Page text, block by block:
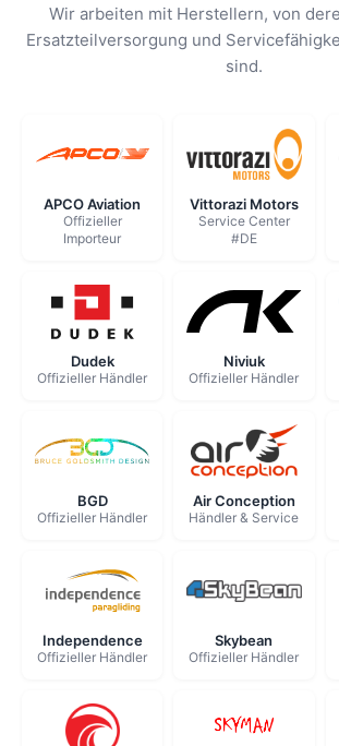
Wir arbeiten mit Herstellern, von
Ersatzteilversorgung und
sind.
APCO Aviation
Offizieller
Importeur
Vittorazi Motors
Service Center
#DE
Dudek
Offizieller Händler
Niviuk
Offizieller Händler
BGD
Offizieller Händler
Air Conception
Händler & Service
Independence
Offizieller Händler
Skybean
Offizieller Händler